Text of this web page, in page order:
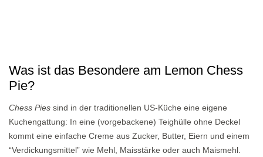
Was ist das Besondere am Lemon Chess
Pie?
Chess Pies sind in der traditionellen US-Küche eine eigene
Kuchengattung: In eine (vorgebackene) Teighülle ohne Deckel
kommt eine einfache Creme aus Zucker, Butter, Eiern und einem
“Verdickungsmittel” wie Mehl, Maisstärke oder auch Maismehl.